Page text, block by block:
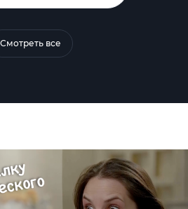
Смотреть все